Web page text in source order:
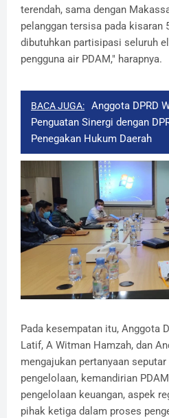
terendah, sama dengan
pelanggan tersisa pada kisaran
dibutuhkan partisipasi seluruh
pengguna air PDAM," harapnya.
BACA JUGA:
Anggota DPRD
Penguatan Sinergi dengan
Penegakan Hukum Daerah
Pada kesempatan itu, Anggota
Latif, A Witman Hamzah, dan
mengajukan pertanyaan
pengelolaan, kemandirian
pengelolaan keuangan, aspek
pihak ketiga dalam proses